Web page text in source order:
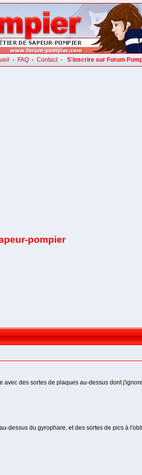
• FAQ• Contact• S'inscrire sur Forum
pompier
avec des sortes de plaques au-dessus dont
dessus du gyrophare, et des sortes de pics à